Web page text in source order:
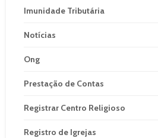
Imunidade Tributária
Notícias
Ong
Prestação de Contas
Registrar Centro Religioso
Registro de Igrejas